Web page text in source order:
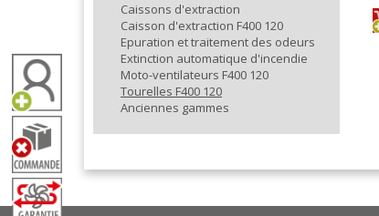
Caissons d'extraction
Caisson d'extraction F400 120
Epuration et traitement des odeurs
Extinction automatique d'incendie
Moto-ventilateurs F400 120
Tourelles F400 120
Anciennes gammes